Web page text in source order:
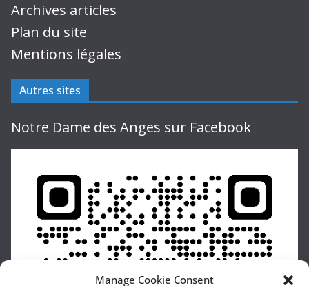
Manage Cookie Consent
Archives articles
Plan du site
Mentions légales
Autres sites
Notre Dame des Anges sur Facebook